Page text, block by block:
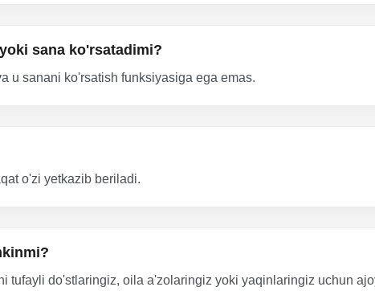
sana ko'rsatadimi?
u sanani ko'rsatish funksiyasiga ega emas.
o'zi yetkazib beriladi.
tufayli do'stlaringiz, oila a'zolaringiz yoki yaqinlaringiz uchun